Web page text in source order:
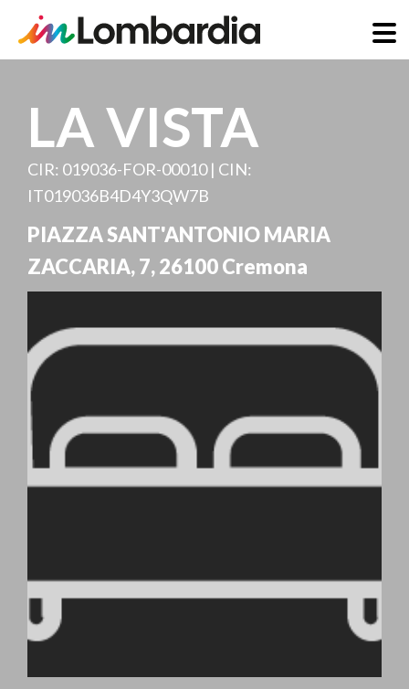
LA VISTA
CIR: 019036-FOR-00010 | CIN:
IT019036B4D4Y3QW7B
PIAZZA SANT'ANTONIO MARIA
ZACCARIA, 7,26100Cremona